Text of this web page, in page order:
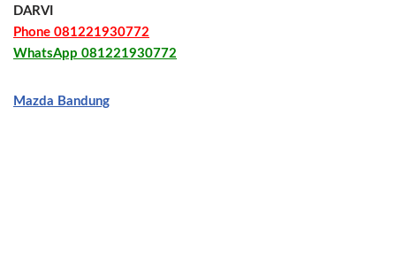
DARVI
Phone 081221930772
WhatsApp 081221930772
Mazda Bandung